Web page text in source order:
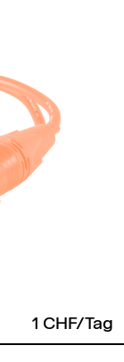
1 CHF/Tag